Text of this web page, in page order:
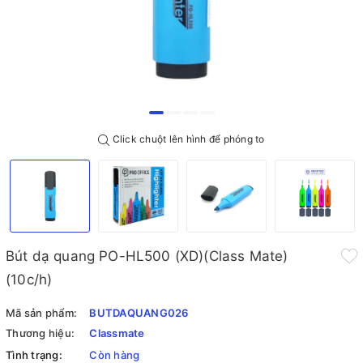
Click chuột lên hình để phóng to
Bút dạ quang PO-HL500 (XD)(Class Mate)
(10c/h)
Mã sản phẩm:
BUTDAQUANG026
Thương hiệu:
Classmate
Tình trạng:
Còn hàng